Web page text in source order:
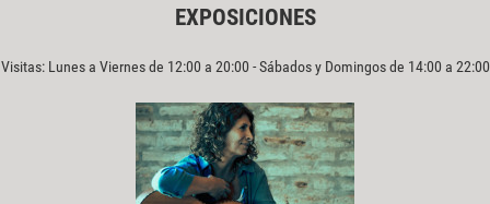
EXPOSICIONES
Visitas: Lunes a Viernes de 12:00 a 20:00 - Sábados y Domingos de 14:00 a 22:00